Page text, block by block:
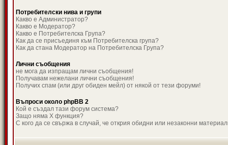
Потребителски нива и групи
Какво е Администратор?
Какво е Модератор?
Какво е Потребителска Група?
Как да се присъединя към Потребителска група?
Как да стана Модератор на Потребителска Група?
Лични съобщения
не мога да изпращам лични съобщения!
Получавам нежелани лични съобщения!
Получих спам (или друг обиден мейл) от някой от тези форуми!
Въпроси около phpBB 2
Кой е създал тази форум система?
Защо няма X функция?
С кого да се свържа в случай, че открия обидни или незаконни